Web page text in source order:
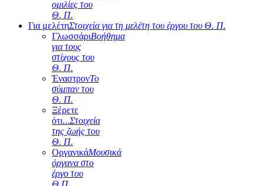
ομιλίες του
Θ. Π.
Για μελέτηΣτοιχεία για τη μελέτη του έργου του Θ. Π.
ΓλωσσάριΒοήθημα
για τους
στίχους του
Θ. Π.
ΈναστρονΤο
σύμπαν του
Θ. Π.
Ξέρετε
ότι...Στοιχεία
της ζωής του
Θ. Π.
ΟργανικάΜουσικά
όργανα στο
έργο του